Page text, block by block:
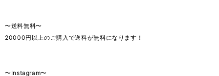
〜送料無料〜
20000円以上のご購入で送料が無料になります！
〜Instagram〜